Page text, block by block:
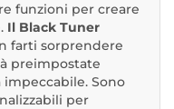
funzioni per creare
Il Black Tuner
farti sorprendere
preimpostate
Sono
per